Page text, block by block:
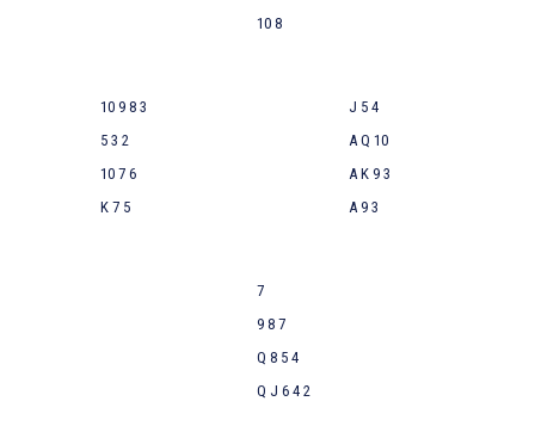
10 8
10 9 8 3
5 3 2
10 7 6
K 7 5
J 5 4
A Q 10
A K 9 3
A 9 3
7
9 8 7
Q 8 5 4
Q J 6 4 2